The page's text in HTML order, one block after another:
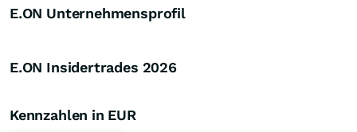
E.ON Unternehmensprofil
E.ON Insidertrades 2026
Kennzahlen in EUR